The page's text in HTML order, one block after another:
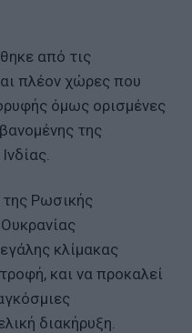
από τις
πλέον χώρες που
όμως ορισμένες
της
Ρωσικής
κλίμακας
και να προκαλεί
διακήρυξη.